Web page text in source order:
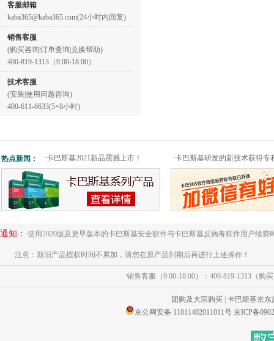
客服邮箱
kaba365@kaba365.com(24小时内回复)
销售客服
(购买咨询|订单查询|兑换帮助)
400-819-1313（9:00-18:00）
技术客服
(安装|使用问题咨询)
400-611-6633(5×8小时)
热点新闻： ·卡巴斯基2021新品震撼上市！ ·卡巴斯基研发的新技术获得专
通知： 使用2020版及更早版本的卡巴斯基安全软件与卡巴斯基反病毒软件用户续
注意：新旧产品授权时间不累加，请您在原产品到期后再进行上述操作！
销售客服（9:00-18:00）：400-819-1313（购
团购及大宗购买 卡巴斯基京东
京公网安备 11011402011011号 京ICP备